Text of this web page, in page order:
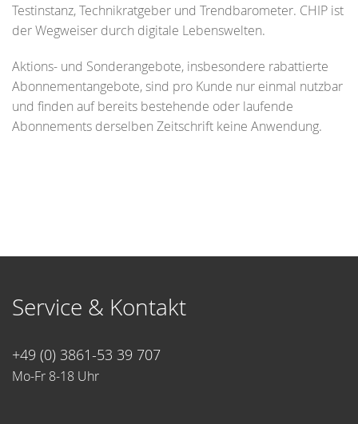
Testinstanz, Technikratgeber und Trendbarometer. CHIP ist
der Wegweiser durch digitale Lebenswelten.
Aktions- und Sonderangebote, insbesondere rabattierte
Abonnementangebote, sind pro Kunde nur einmal nutzbar
und finden auf bereits bestehende oder laufende
Abonnements derselben Zeitschrift keine Anwendung.
Service & Kontakt
+49 (0) 3861-53 39 707
Mo-Fr 8-18 Uhr